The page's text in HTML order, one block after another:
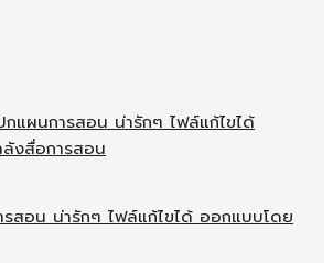
สอน น่ารักๆ ไฟล์แก้ไขได้ ออกแบบโดย